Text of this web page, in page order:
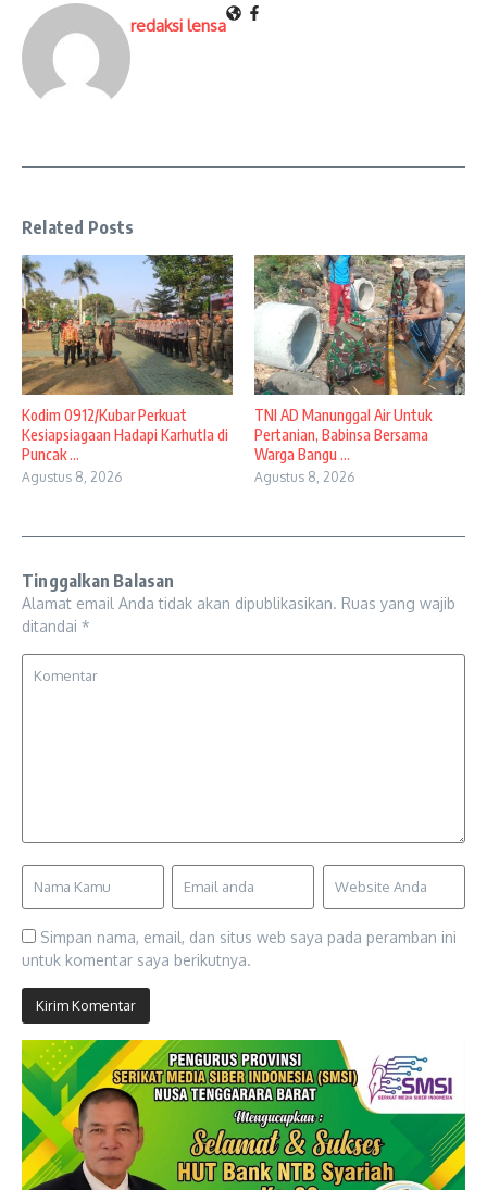
redaksi lensa
Related Posts
Kodim 0912/Kubar Perkuat
Kesiapsiagaan Hadapi Karhutla di
Puncak ...
Agustus 8, 2026
TNI AD Manunggal Air Untuk
Pertanian, Babinsa Bersama
Warga Bangu ...
Agustus 8, 2026
Tinggalkan Balasan
Alamat email Anda tidak akan dipublikasikan. Ruas yang wajib
ditandai *
Simpan nama, email, dan situs web saya pada peramban ini
untuk komentar saya berikutnya.